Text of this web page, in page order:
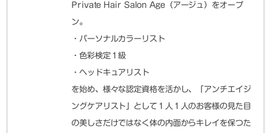
Private Hair Salon Age（アージュ）をオープ
ン。
・パーソナルカラーリスト
・色彩検定１級
・ヘッドキュアリスト
を始め、様々な認定資格を活かし、「アンチエイジ
ングケアリスト」として１人１人のお客様の見た目
の美しさだけではなく体の内面からキレイを保つた